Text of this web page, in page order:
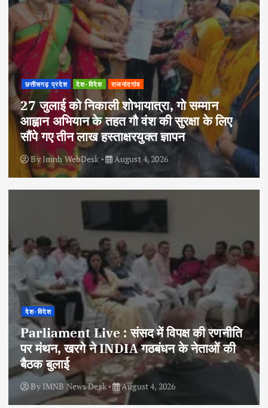
छत्तीसगढ़ प्रदेश देश-विदेश राजनांदगांव
27 जुलाई को निकाली शोभायात्रा, गो सम्मान
आह्वान अभियान के तहत गौ वंश की सुरक्षा के लिए
सौंपे गए तीन लाख हस्ताक्षरयुक्त ज्ञापन
ByImnb WebDesk August 4, 2026
देश-विदेश
Parliament Live : संसद में विपक्ष की रणनीति
पर मंथन, खरगे ने INDIA गठबंधन के नेताओं की
बैठक बुलाई
ByIMNB News Desk August 4, 2026